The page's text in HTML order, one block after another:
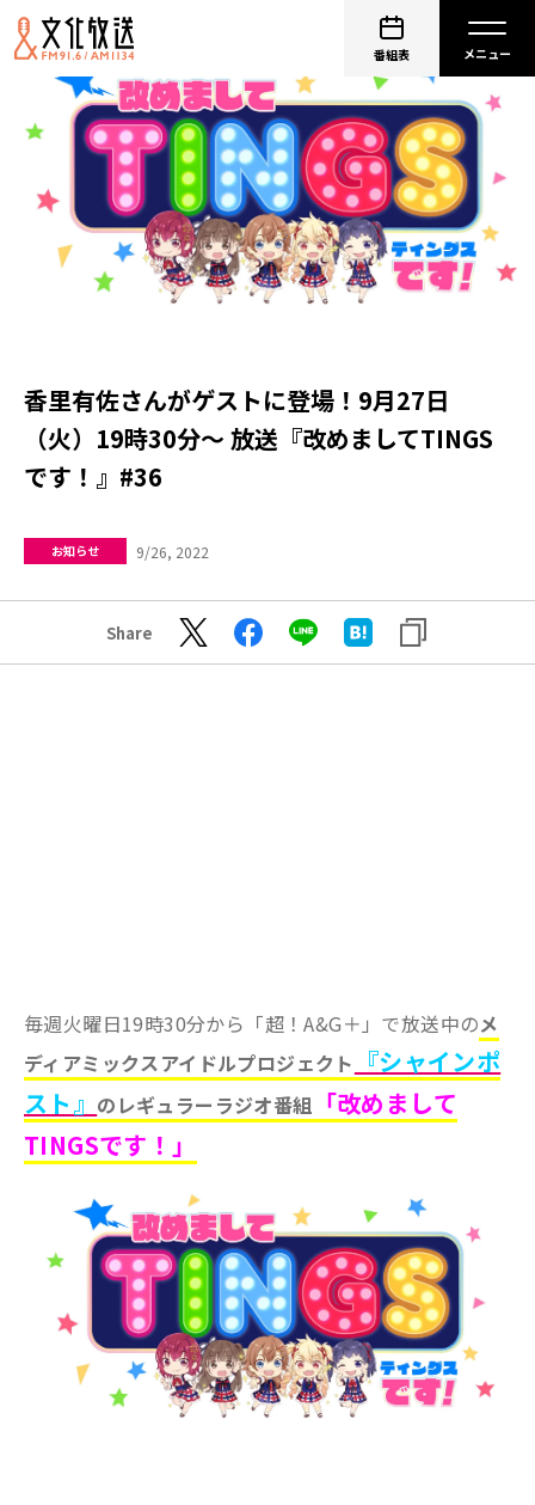
番組表
香里有佐さんがゲストに登場！9月27日
（火）19時30分～ 放送『改めましてTINGS
です！』#36
お知らせ 9/26, 2022
Share
毎週火曜日19時30分から「超！A&G＋」で放送中のメ
ディアミックスアイドルプロジェクト
『シャインポ
スト』 のレギュラーラジオ番組 「改めまして
TINGSです！」